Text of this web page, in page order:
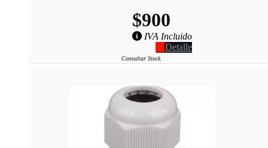
$900
IVA Incluido
Detalle
Consultar Stock